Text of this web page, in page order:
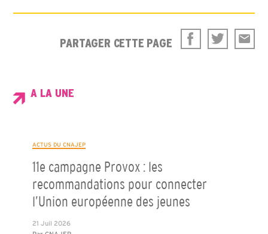
PARTAGER CETTE PAGE
A LA UNE
ACTUS DU CNAJEP
11e campagne Provox : les
recommandations pour connecter
l’Union européenne des jeunes
21 Juil 2026